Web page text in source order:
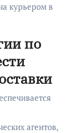
курьером в
по
агентов,